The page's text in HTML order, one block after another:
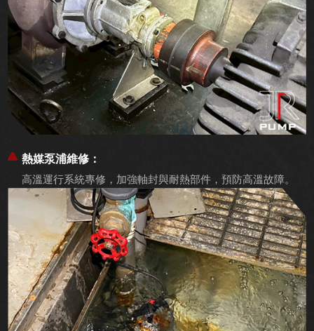
熱媒泵浦維修：
高溫運行系統專修，加強軸封與耐熱部件，預防高溫故障。